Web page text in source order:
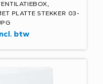
PLATTE STEKKER 03-
btw